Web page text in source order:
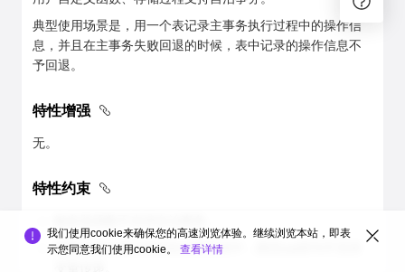
典型使用场景是，用一个表记录主事务执行过程中的操作信
息，并且在主事务失败回退的时候，表中记录的操作信息不
予回退。
特性增强
无。
特性约束
函数或者存储过程的自治事务块中，静态sql语句不支持
我们使用cookie来确保您的高速浏览体验。继续浏览本站，即表
示您同意我们使用cookie。 查看详情